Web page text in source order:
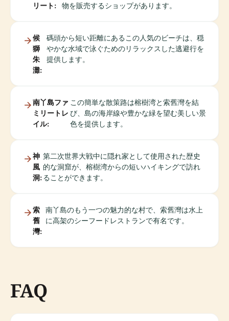
リート:
物を販売するショップがあります。
候
獅
朱
灘:
碼頭から短い距離にあるこの人気のビーチは、穏
やかな水域で泳ぐためのリラックスした逃避行を
提供します。
南丫島ファ
ミリートレ
イル:
この簡単な散策路は榕樹湾と索舊灣を結
び、島の海岸線や豊かな緑を望む美しい景
色を提供します。
神
風
洞:
第二次世界大戦中に隠れ家として使用された歴史
的な洞窟が、榕樹湾からの短いハイキングで訪れ
ることができます。
索
舊
灣:
南丫島のもう一つの魅力的な村で、索舊灣は水上
に高架のシーフードレストランで有名です。
FAQ